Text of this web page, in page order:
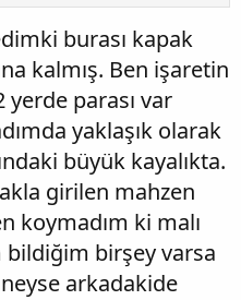
burası kapak
kalmış. Ben işaretin
parası var
yaklaşık olarak
büyük kayalıkta.
girilen mahzen
koymadım ki malı
bildiğim birşey varsa
arkadakide